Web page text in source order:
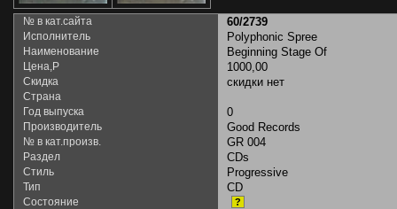
№ в кат.сайта 60/2739
Исполнитель Polyphonic Spree
Наименование Beginning Stage Of
Цена,Р 1000,00
Скидка скидки нет
Страна
Год выпуска
0
Производитель Good Records
№ в кат.произв. GR 004
Раздел CDs
Стиль Progressive
Тип CD
Состояние ?